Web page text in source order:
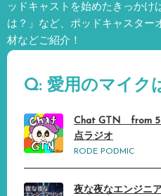
ッドキャストを始めたきっかけ
は？」など、 ポッドキャスター
材などご紹介！
Q: 愛用のマイク
Chat GTN from 5
点ラジオ
RODE PODMIC
夜な夜なエンジニ